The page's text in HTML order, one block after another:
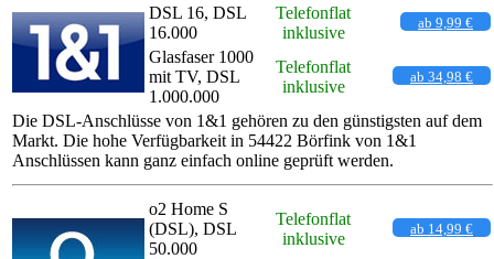
DSL 16, DSL
16.000
Telefonflat
inklusive
ab 9,99 €
Glasfaser 1000
mit TV, DSL
1.000.000
Telefonflat
inklusive
ab 34,98 €
Die DSL-Anschlüsse von 1&1 gehören zu den günstigsten auf dem
Markt. Die hohe Verfügbarkeit in 54422 Börfink von 1&1
Anschlüssen kann ganz einfach online geprüft werden.
o2 Home S
(DSL), DSL
50.000
Telefonflat
inklusive
ab 14,99 €